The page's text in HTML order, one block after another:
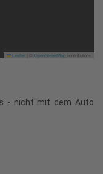
Leaflet OpenStreetMapcontributors
- nicht mit dem Auto